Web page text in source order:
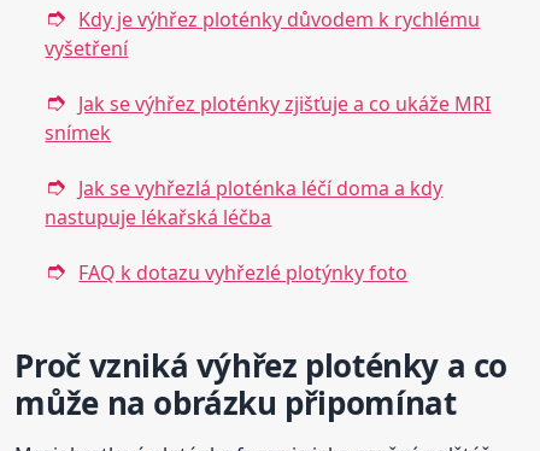
Kdy je výhřez ploténky důvodem k rychlému
vyšetření
Jak se výhřez ploténky zjišťuje a co ukáže MRI
snímek
Jak se vyhřezlá ploténka léčí doma a kdy
nastupuje lékařská léčba
FAQ k dotazu vyhřezlé plotýnky foto
Proč vzniká výhřez ploténky a co
může na obrázku připomínat